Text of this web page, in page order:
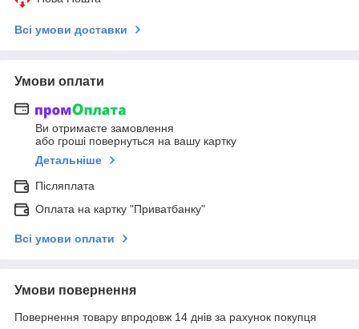
Всі умови доставки
Умови оплати
Ви отримаєте замовлення
або гроші повернуться на вашу картку
Детальніше
Післяплата
Оплата на картку "Приватбанку"
Всі умови оплати
Умови повернення
Повернення товару впродовж 14 днів за рахунок покупця